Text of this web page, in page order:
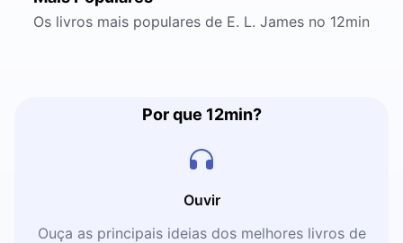
Os livros mais populares de E. L. James no 12min
Por que 12min?
Ouvir
Ouça as principais ideias dos melhores livros de